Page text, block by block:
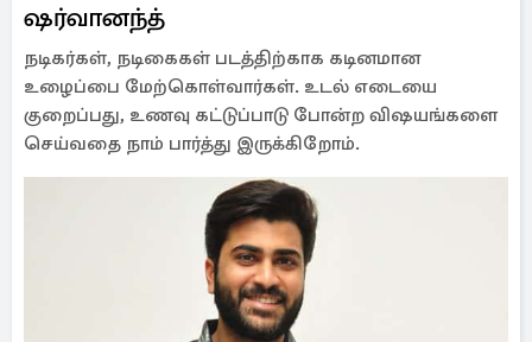
ஷர்வானந்த்
நடிகர்கள், நடிகைகள் படத்திற்காக கடினமான
உழைப்பை மேற்கொள்வார்கள். உடல் எடையை
குறைப்பது, உணவு கட்டுப்பாடு போன்ற விஷயங்களை
செய்வதை நாம் பார்த்து இருக்கிறோம்.